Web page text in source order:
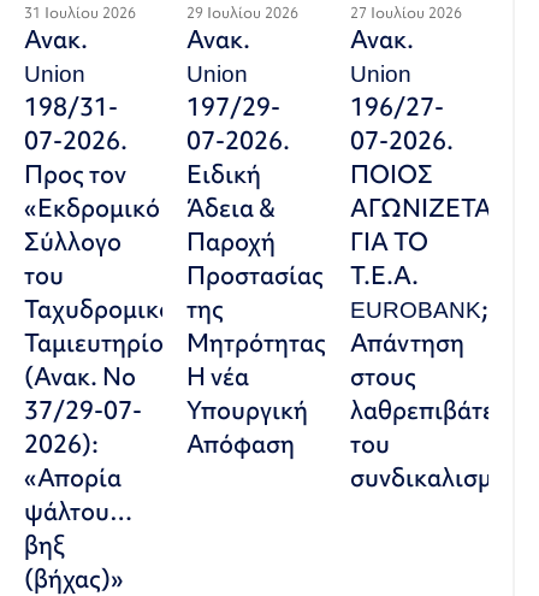
31 Ιουλίου 2026
Ανακ.
Union
198/31-
07-2026.
Προς τον
«Εκδρομικό
Σύλλογο
του
Ταχυδρομικού
Ταμιευτηρίου»
(Ανακ. Νο
37/29-07-
2026):
«Απορία
ψάλτου…
βηξ
(βήχας)»
29 Ιουλίου 2026
Ανακ.
Union
197/29-
07-2026.
Ειδική
Άδεια &
Παροχή
Προστασίας
της
Μητρότητας:
Η νέα
Υπουργική
Απόφαση
27 Ιουλίου 2026
Ανακ.
Union
196/27-
07-2026.
ΠΟΙΟΣ
ΑΓΩΝΙΖΕΤΑΙ
ΓΙΑ ΤΟ
Τ.Ε.Α.
EUROBANK;
Απάντηση
στους
λαθρεπιβάτες
του
συνδικαλισμού